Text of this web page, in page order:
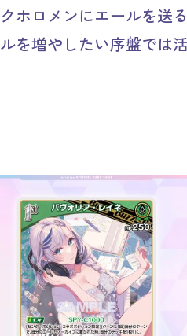
ホロメンにエールを送
を増やしたい序盤では